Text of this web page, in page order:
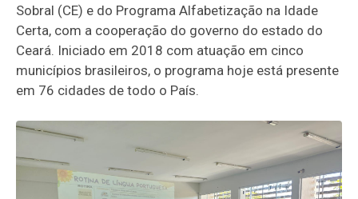
Sobral (CE) e do Programa Alfabetização na Idade
Certa, com a cooperação do governo do estado do
Ceará. Iniciado em 2018 com atuação em cinco
municípios brasileiros, o programa hoje está presente
em 76 cidades de todo o País.